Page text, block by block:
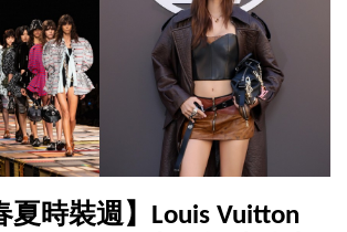
夏時裝週】Louis Vuitton